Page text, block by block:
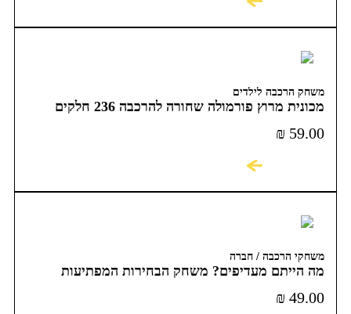
משחק הרכבה לילדים
מכונית מרוץ פורמולה שחורה להרכבה 236 חלקים
₪ 59.00
משחקי הרכבה / חברה
מה הייתם מעדיפים? משחק הבחירות המפתיעות
₪ 49.00